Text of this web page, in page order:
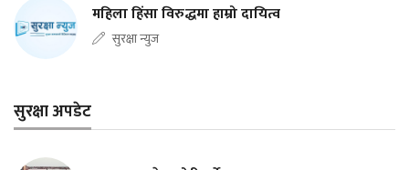
महिला हिंसा विरुद्धमा हाम्रो दायित्व
सुरक्षा न्युज
सुरक्षा अपडेट